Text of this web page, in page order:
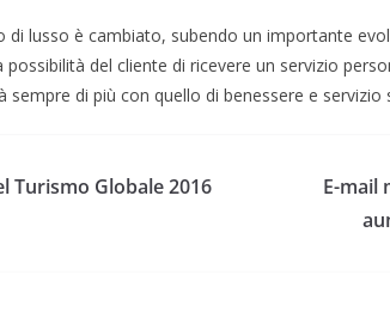
lusso è cambiato, subendo un importante
del cliente di ricevere un servizio
di più con quello di benessere e servizio
Turismo Globale 2016
E-mail